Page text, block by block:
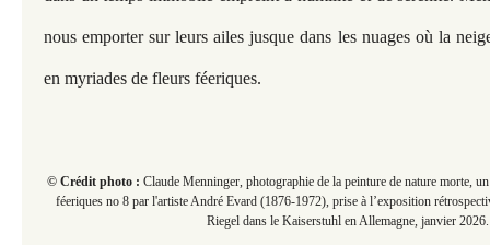
nous emporter sur leurs ailes jusque dans les nuages où la
en myriades de fleurs féeriques.
© Crédit photo : Claude Menninger, photographie de la peinture de nature morte,
féeriques no 8 par l'artiste André Evard (1876-1972), prise à l’exposition
Riegel dans le Kaiserstuhl en Allemagne, janvier 2026.